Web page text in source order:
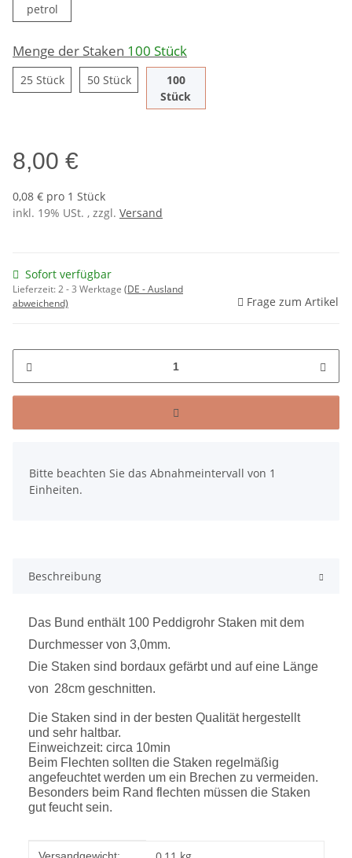
petrolpetrol
Menge der Staken 100 Stück
25 Stück25 Stück50 Stück50 Stück100
Stück100 Stück
8,00 €
0,08 € pro 1 Stück
inkl. 19% USt. , zzgl. Versand
Sofort verfügbar
Lieferzeit:2 - 3 Werktage (DE - Ausland
abweichend)
Frage zum Artikel
Bitte beachten Sie das Abnahmeintervall von 1
Einheiten.
Beschreibung
Das Bund enthält 100 Peddigrohr Staken mit dem
Durchmesser von 3,0mm.
Die Staken sind bordaux gefärbt und auf eine Länge
von 28cm geschnitten.
Die Staken sind in der besten Qualität hergestellt
und sehr haltbar.
Einweichzeit: circa 10min
Beim Flechten sollten die Staken regelmäßig
angefeuchtet werden um ein Brechen zu vermeiden.
Besonders beim Rand flechten müssen die Staken
gut feucht sein.
Produkteigenschaft
Wert